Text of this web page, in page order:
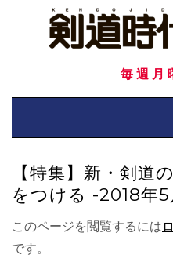
毎週月
【特集】新・剣道
をつける -2018年5
このページを閲覧するには
です。